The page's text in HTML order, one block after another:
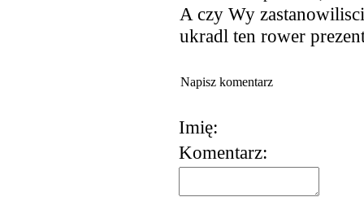
A czy Wy
ukradl ten rower
Napisz komentarz
Imię:
Komentarz: